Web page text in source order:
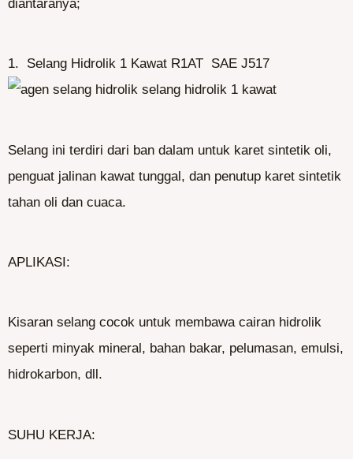
diantaranya;
1. Selang Hidrolik 1 Kawat R1AT SAE J517
Selang ini terdiri dari ban dalam untuk karet sintetik oli,
penguat jalinan kawat tunggal, dan penutup karet sintetik
tahan oli dan cuaca.
APLIKASI:
Kisaran selang cocok untuk membawa cairan hidrolik
seperti minyak mineral, bahan bakar, pelumasan, emulsi,
hidrokarbon, dll.
SUHU KERJA: